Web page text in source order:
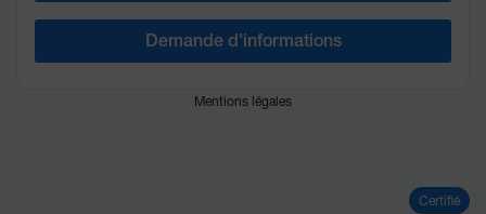
Demande d'informations
Mentions légales
Certifié